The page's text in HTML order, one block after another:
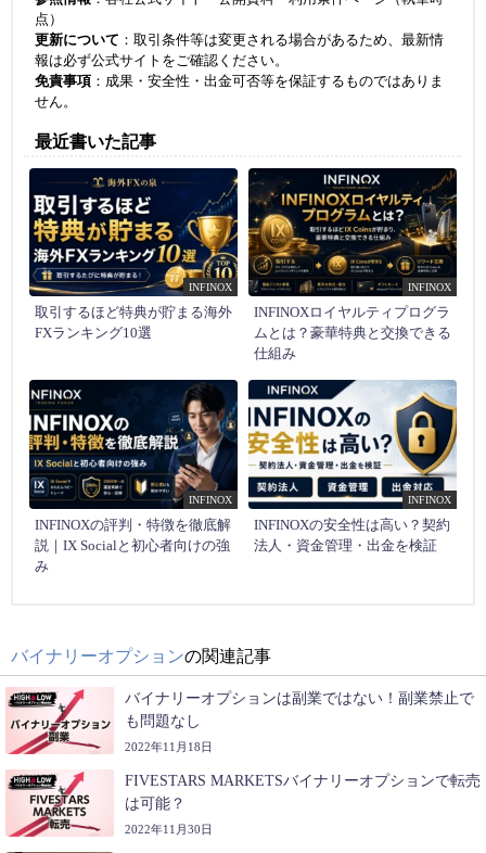
点）
更新について ：取引条件等は変更される場合があるため、最新情
報は必ず公式サイトをご確認ください。
免責事項 ：成果・安全性・出金可否等を保証するものではありま
せん。
最近書いた記事
INFINOX
取引するほど特典が貯まる海外
FXランキング10選
INFINOX
INFINOXロイヤルティプログラ
ムとは？豪華特典と交換できる
仕組み
INFINOX
INFINOXの評判・特徴を徹底解
説｜IX Socialと初心者向けの強
み
INFINOX
INFINOXの安全性は高い？契約
法人・資金管理・出金を検証
バイナリーオプションの関連記事
バイナリーオプションは副業ではない！副業禁止で
も問題なし
2022年11月18日
FIVESTARS MARKETSバイナリーオプションで転売
は可能？
2022年11月30日